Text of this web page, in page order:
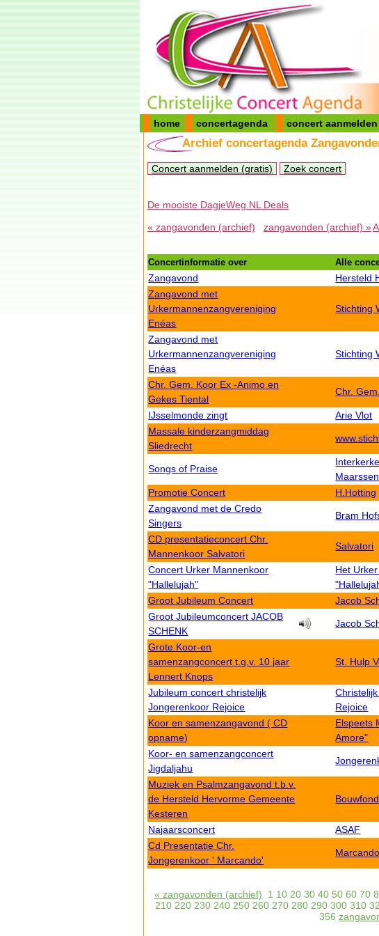
home concertagenda concert aanmelden
Archief concertagenda
Concert aanmelden (gratis) Zoek concert
De mooiste DagjeWeg.NL Deals
« zangavonden (archief)
zangavonden (archief) »
Concertinformatie over Alle
Zangavond Hersteld
Zangavond met
Urkermannenzangvereniging
Enéas
Stichting
Zangavond met
Urkermannenzangvereniging
Enéas
Stichting
Chr. Gem. Koor Ex -Animo en
Gekes Tiental
Chr.
IJsselmonde zingt Arie Vlot
Massale kinderzangmiddag
Sliedrecht
Songs of Praise
Maarssen
Promotie Concert H.Hotting
Zangavond met de Credo
Singers
Bram
CD presentatieconcert Chr.
Mannenkoor Salvatori
Salvatori
Concert Urker Mannenkoor
"Hallelujah"
Het
Groot Jubileum Concert Jacob
Groot Jubileumconcert JACOB
SCHENK
Jacob
Grote Koor-en
samenzangconcert t.g.v. 10 jaar
Lennert Knops
St. Hulp
Jubileum concert christelijk
Jongerenkoor Rejoice
Rejoice
Koor en samenzangavond ( CD
opname)
Elspeets
Amore"
Koor- en samenzangconcert
Jigdaljahu
Muziek en Psalmzangavond t.b.v.
de Hersteld Hervorme Gemeente
Kesteren
Najaarsconcert ASAF
Cd Presentatie Chr.
Jongerenkoor ' Marcando'
Marcando
« zangavonden (archief) 1 10 20 30 40 50 60 70
210 220 230 240 250 260 270 280 290 300 310
356